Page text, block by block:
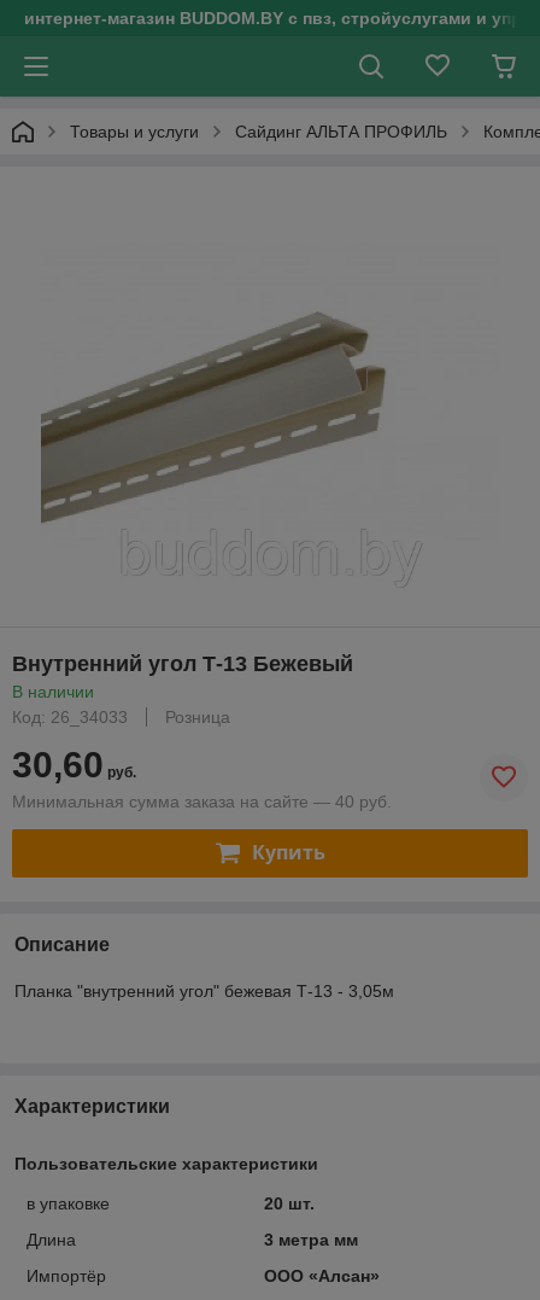
интернет-магазин BUDDOM.BY с пвз, стройуслугами и
Товары и услуги Сайдинг АЛЬТА ПРОФИЛЬ
Внутренний угол Т-13 Бежевый
В наличии
Код: 26_34033
Розница
30,60 руб.
Минимальная сумма заказа на сайте — 40 руб.
Купить
Описание
Планка "внутренний угол" бежевая Т-13 - 3,05м
Характеристики
Пользовательские характеристики
в упаковке
20 шт.
Длина
3 метра мм
Импортёр
ООО «Алсан»